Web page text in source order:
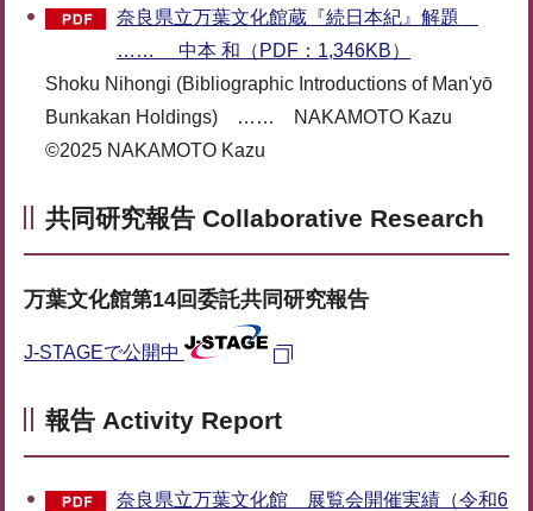
奈良県立万葉文化館蔵『続日本紀』解題
…… 中本 和（PDF：1,346KB）
Shoku Nihongi (Bibliographic Introductions of Man'yō
Bunkakan Holdings) …… NAKAMOTO Kazu
©2025 NAKAMOTO Kazu
共同研究報告 Collaborative Research
万葉文化館第14回委託共同研究報告
J-STAGEで公開中
報告 Activity Report
奈良県立万葉文化館 展覧会開催実績（令和6